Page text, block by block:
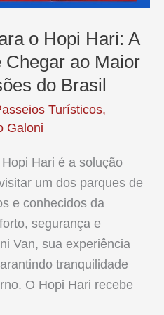
o Hopi Hari: A
ao Maior
do Brasil
Turísticos,
Galoni
Hari é a solução
um dos parques de
e conhecidos da
segurança e
Van, sua experiência
tranquilidade
O Hopi Hari recebe